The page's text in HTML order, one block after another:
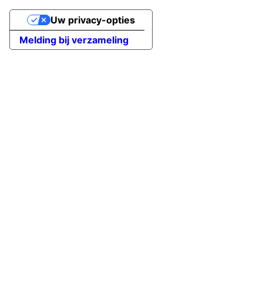
Melding bij verzameling
Uw privacy-opties